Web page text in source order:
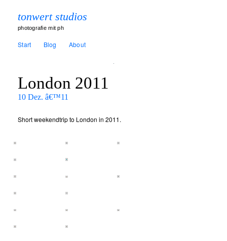
tonwert studios
photografie mit ph
Start Blog About
London 2011
10 Dez. â€™11
Short weekendtrip to London in 2011.